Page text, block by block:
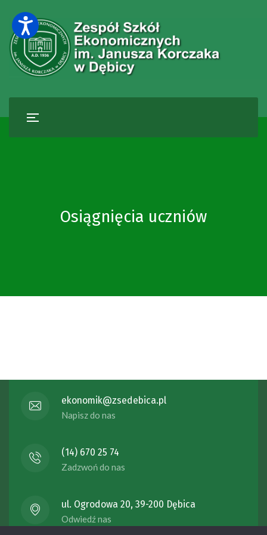
Osiągnięcia uczniów
ekonomik@zsedebica.pl
Napisz do nas
(14) 670 25 74
Zadzwoń do nas
ul. Ogrodowa 20, 39-200 Dębica
Odwiedź nas